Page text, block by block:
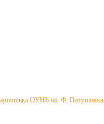
ОУНБ ім. Ф. Потушняка